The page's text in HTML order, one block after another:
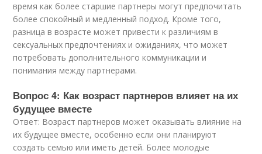
время как более старшие партнеры могут предпочитать
более спокойный и медленный подход. Кроме того,
разница в возрасте может привести к различиям в
сексуальных предпочтениях и ожиданиях, что может
потребовать дополнительного коммуникации и
понимания между партнерами.
Вопрос 4: Как возраст партнеров влияет на их
будущее вместе
Ответ: Возраст партнеров может оказывать влияние на
их будущее вместе, особенно если они планируют
создать семью или иметь детей. Более молодые